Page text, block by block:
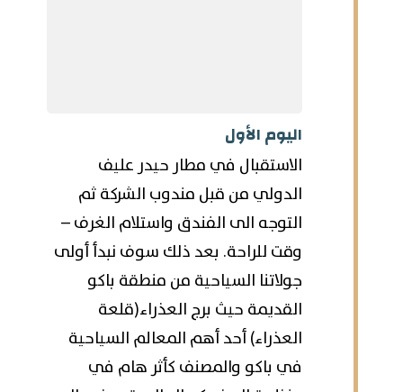
اليوم الأول
الاستقبال في مطار حيدر عليف
الدولي من قبل مندوب الشركة ثم
التوجه الى الفندق واستلام الغرف –
وقت للراحة. بعد ذلك سوف نبدأ أولى
جولاتنا السياحية من منطقة باكو
القديمة حيث برج العذراء(قلعة
العذراء) أحد أهم المعالم السياحية
في باكو والمصنف كأثر هام في